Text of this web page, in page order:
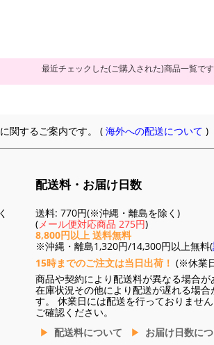
最近チェックした(ご購入された)商品一覧です
関するご案内です。 (海外への配送について )
配送料・お届け日数
送料: 770円(※沖縄・離島を除く)
(メール便対応商品 275円)
8,800円以上 送料無料
※沖縄・離島1,320円/14,300円以上無料(
15時までのご注文は当日出荷！ (※休業
商品や契約により配送料が異なる場合が
在庫状況その他により配送が遅れる場合
す。 休業日には配送を行っておりません
ご確認ください。
配送料について
お届け日数に